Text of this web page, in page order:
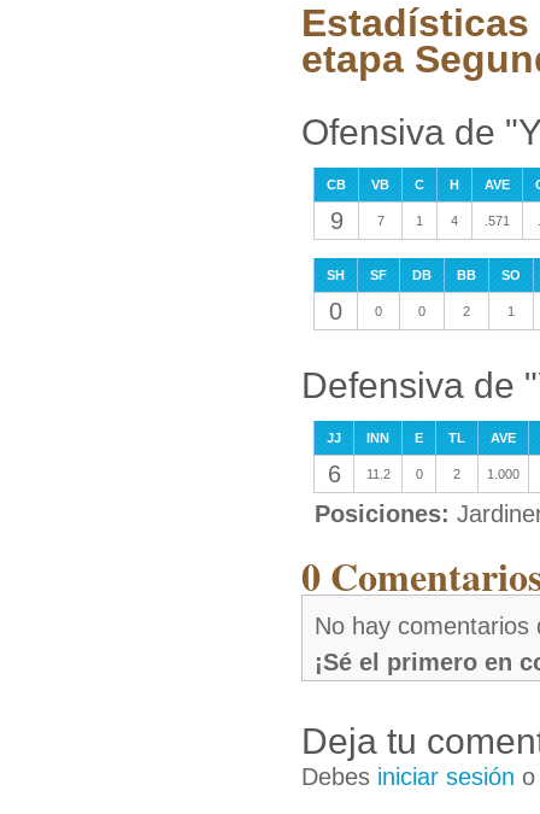
Estadísticas
etapa
Ofensiva de
CB VB C H AVE
9 7 1 4 .571
SH SF DB BB SO
0 0 0 2 1
Defensiva de
JJ INN E TL AVE
6 11.2 0 2 1.000
Posiciones:
0
No hay comentarios
¡Sé el primero en
Deja tu
Debes iniciar sesión